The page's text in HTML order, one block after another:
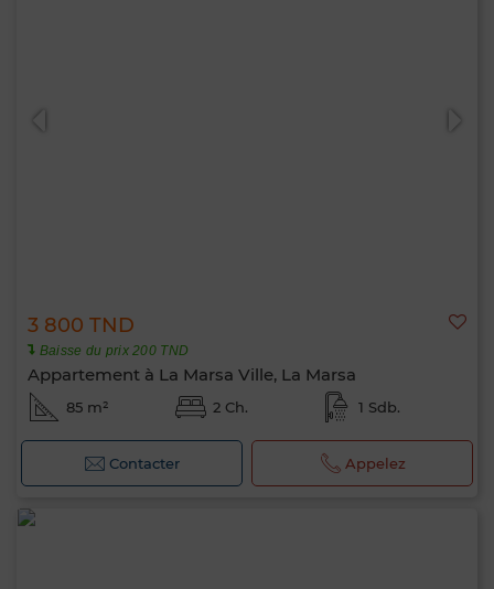
3 800 TND
Baisse du prix 200 TND
Appartement à La Marsa Ville, La Marsa
85 m² 2 Ch. 1 Sdb.
Contacter Appelez